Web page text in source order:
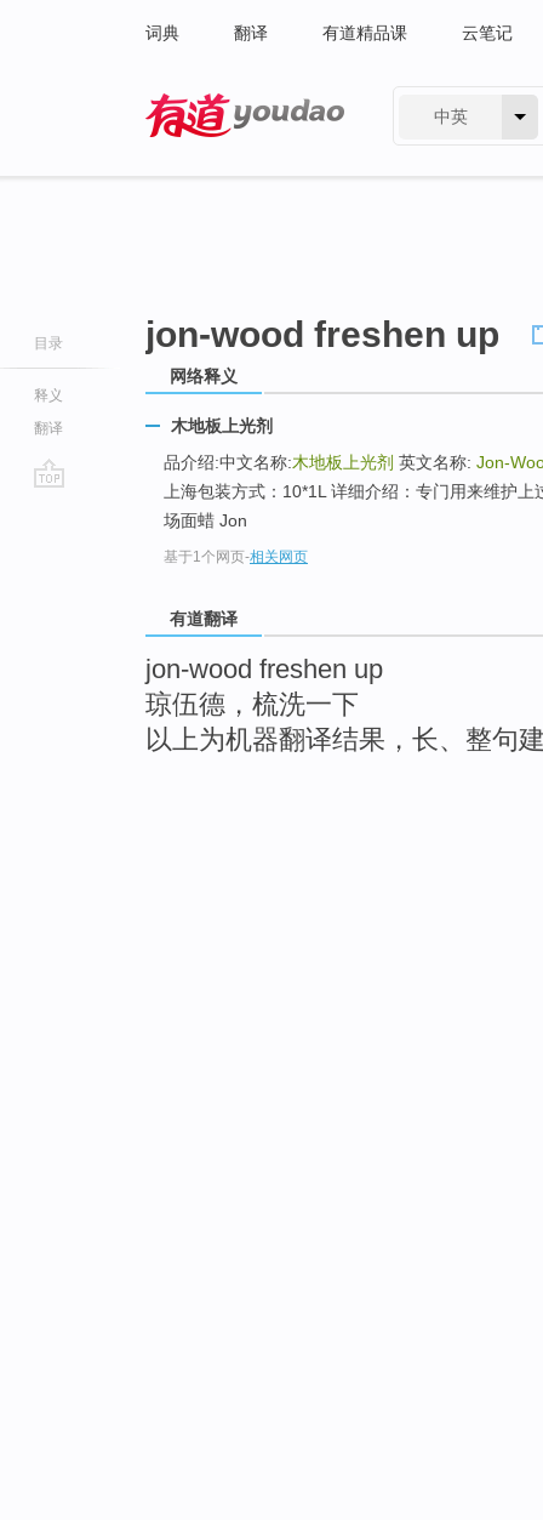
词典 翻译 有道精品课 云笔记
中英
目录
释义
翻译
jon-wood freshen up
网络释义
木地板上光剂
品介绍:中文名称:木地板上光剂 英文名称: Jon-
上海包装方式：10*1L 详细介绍：专门用来维护
场面蜡 Jon
基于1个网页-相关网页
有道翻译
jon-wood freshen up
琼伍德，梳洗一下
以上为机器翻译结果，长、整句